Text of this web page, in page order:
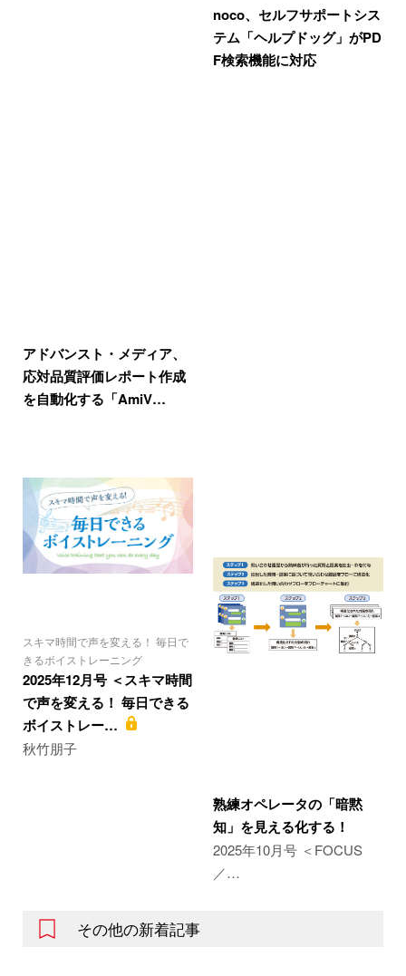
アドバンスト・メディア、
応対品質評価レポート作成
を自動化する「AmiV…
noco、セルフサポートシス
テム「ヘルプドッグ」がPD
F検索機能に対応
スキマ時間で声を変える！ 毎日で
きるボイストレーニング
2025年12月号 ＜スキマ時間
で声を変える！ 毎日できる
ボイストレー…
秋竹朋子
熟練オペレータの「暗黙
知」を見える化する！
2025年10月号 ＜FOCUS
／…
その他の新着記事